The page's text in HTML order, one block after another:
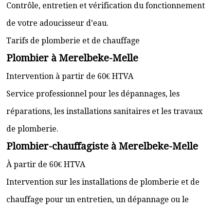
Contrôle, entretien et vérification du fonctionnement
de votre adoucisseur d’eau.
Tarifs de plomberie et de chauffage
Plombier à Merelbeke-Melle
Intervention à partir de 60€ HTVA
Service professionnel pour les dépannages, les
réparations, les installations sanitaires et les travaux
de plomberie.
Plombier-chauffagiste à Merelbeke-Melle
À partir de 60€ HTVA
Intervention sur les installations de plomberie et de
chauffage pour un entretien, un dépannage ou le